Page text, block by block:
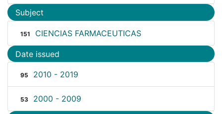
Subject
151 CIENCIAS FARMACEUTICAS
Date issued
95 2010 - 2019
53 2000 - 2009